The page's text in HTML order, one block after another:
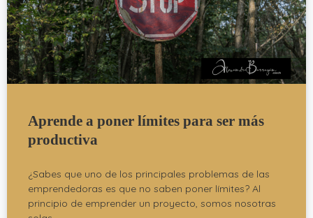
Aprende a poner límites para ser más
productiva
¿Sabes que uno de los principales problemas de las
emprendedoras es que no saben poner límites? Al
principio de emprender un proyecto, somos nosotras